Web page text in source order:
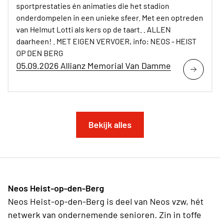
sportprestaties én animaties die het stadion
onderdompelen in een unieke sfeer. Met een optreden
van Helmut Lotti als kers op de taart. . ALLEN
daarheen! . MET EIGEN VERVOER, info: NEOS - HEIST
OP DEN BERG
05.09.2026 Allianz Memorial Van Damme
Bekijk alles
Neos Heist-op-den-Berg
Neos Heist-op-den-Berg is deel van Neos vzw, hét
netwerk van ondernemende senioren. Zin in toffe